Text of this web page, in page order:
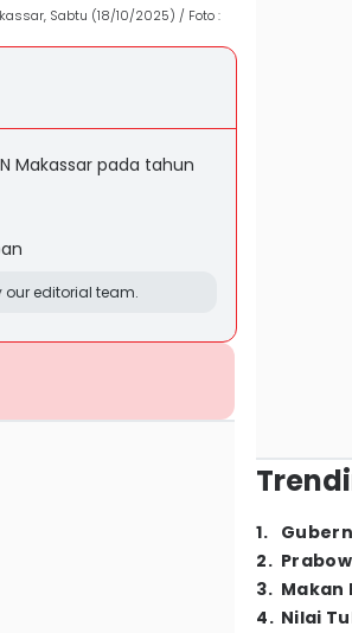
Sabtu (18/10/2025) / Foto :
Makassar pada tahun
editorial team.
1.
2.
3. Makan
4. Nilai